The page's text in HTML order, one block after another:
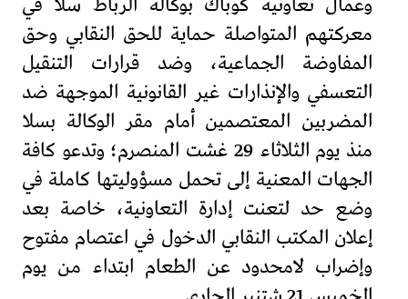
معركتهم المتواصلة حماية للحق النقابي وحق
المفاوضة الجماعية، وضد قرارات التنقيل
التعسفي والإنذارات غير القانونية الموجهة ضد
المضربين المعتصمين أمام مقر الوكالة بسلا
منذ يوم الثلاثاء 29 غشت المنصرم؛ وتدعو كافة
الجهات المعنية إلى تحمل مسؤوليتها كاملة في
وضع حد لتعنت إدارة التعاونية، خاصة بعد
إعلان المكتب النقابي الدخول في اعتصام مفتوح
وإضراب لامحدود عن الطعام ابتداء من يوم